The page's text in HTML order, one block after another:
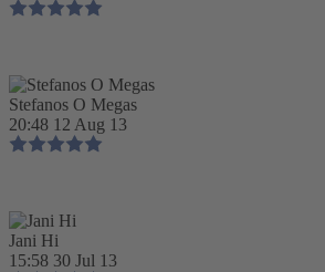
Stefanos O Megas
20:48 12 Aug 13
Jani Hi
15:58 30 Jul 13